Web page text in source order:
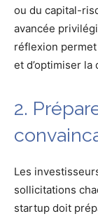
ou du capital-
avancée
réflexion permet
et d’optimiser
2.
Les
sollicitations
startup doit